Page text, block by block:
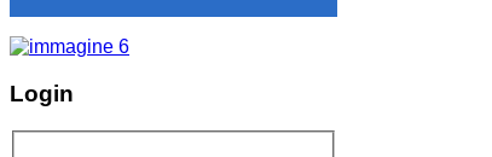
Login